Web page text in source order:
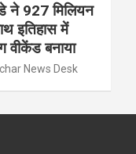
ने 927 मिलियन
इतिहास में
वीकेंड बनाया
News Desk